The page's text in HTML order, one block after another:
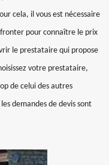
cela, il vous est nécessaire
pour connaître le prix
le prestataire qui propose
votre prestataire,
de celui des autres
demandes de devis sont